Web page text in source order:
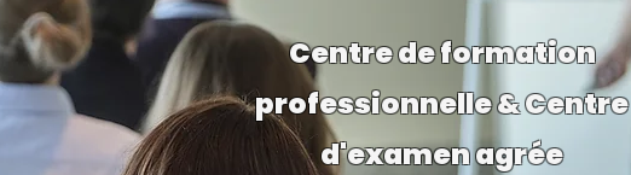
Centre de formation
professionnelle & Centre
d'examen agrée